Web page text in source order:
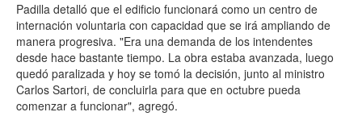
Padilla detalló que el edificio funcionará como un centro de
internación voluntaria con capacidad que se irá ampliando de
manera progresiva. "Era una demanda de los intendentes
desde hace bastante tiempo. La obra estaba avanzada, luego
quedó paralizada y hoy se tomó la decisión, junto al ministro
Carlos Sartori, de concluirla para que en octubre pueda
comenzar a funcionar", agregó.